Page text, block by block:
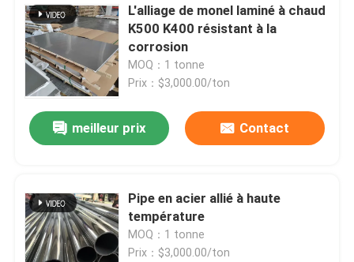
L'alliage de monel laminé à chaud
K500 K400 résistant à la
corrosion
MOQ：1 tonne
Prix：$3,000.00/ton
meilleur prix Contact
Pipe en acier allié à haute
température
MOQ：1 tonne
Prix：$3,000.00/ton